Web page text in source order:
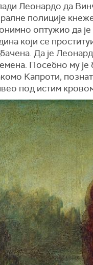
Леонардо да
полиције
оптужио да
који се
Да је
Посебно му
Капроти, познат
под истим